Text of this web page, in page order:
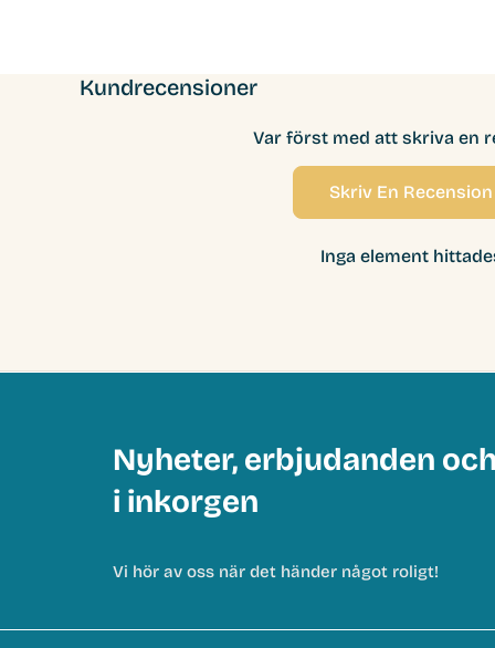
Kundrecensioner
Var först med att skriva en
Skriv En Recension
Inga element
Nyheter, erbjudanden och
i inkorgen
Vi hör av oss när det händer något roligt!